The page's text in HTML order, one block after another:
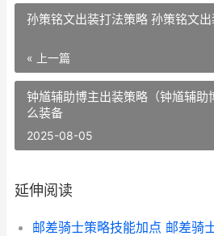
孙策铭文出装打法策略 孙策铭文
« 上一篇
钟馗辅助博主出装策略（钟馗辅助
么装备
2025-08-05
延伸阅读
邮差骑士策略技能加点 邮差骑